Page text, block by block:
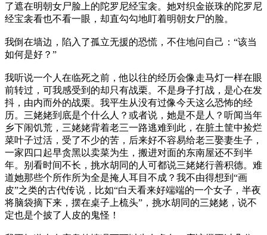
了遮在明朝女尸脸上的陀罗尼经宝衾。她对织金嵌珠的陀罗尼
经宝衾看也不看一眼，却直勾勾地盯着明朝女尸的脸。
我倒在墙边，陷入了孤立无援的恐慌，不住地问自己：“该当
如何是好？”
我听说一个人在临死之前，他以往的经历会像走马灯一样在眼
前转过，可我感受到的却只有战栗。不是身子打战，是心在发
抖，由内而外的战栗。我平生从没有过像今天这么恐怖的经
历。三姥姥到底是个什么人？或者说，她是不是人？听闻当年
乡下闹饥荒，三姥姥背着老三一路逃难到此，在脏土筐中捡烂
菜叶子过活，受了不少的苦，后来好不容易给老三娶妻生子，
一家四口起早贪黑以卖菜为生，搬进对面的东南屋还不到半
年。别看时间不长，挑水胡同的人可都说三姥姥行善积德。难
道她那些个所作所为全是掩人耳目不成？我不由得想到“画
皮”之类的古代传说，比如“白天看来好端端的一个女子，半夜
将脑袋摘下来，摆在桌子上梳头”，挑水胡同的三姥姥，说不
定也是个披了人皮的鬼怪！